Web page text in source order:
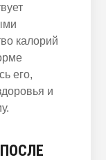
калорий
его,
и